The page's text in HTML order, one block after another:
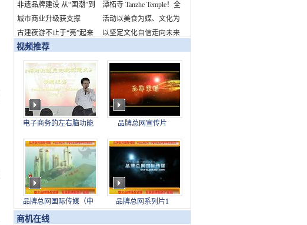
上北京早高峰
会用电量预计首超10万亿
千瓦时
非遗品牌建设 从“国潮”到
新消费
潭柘寺 Tanzhe Temple！全
新品牌标识发布
城市商业升级获支撑
活动以美食为媒、文化为
桥，全面展现了成都的城
古建夜游不止于“亮”起来
以坚定文化自信走向未来
百年之际
视频推荐
电子商务的左右脑功能
的现实意义
品牌总网宣传片
品牌总网国际传媒（中
国）股份发展有限公司
品牌总网系列片1
商机在线